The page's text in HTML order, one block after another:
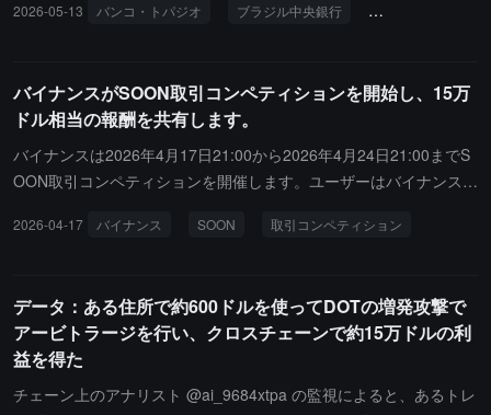
当局は、Banco Topázioが2020年10月から2021年9月の間に約17億
に異常取引を報告しなかったと述べています。ブラジル中央銀行の
職員は、今後、暗号資産業務に関与する他の機関にも同様の制限措
置が適用される可能性があると述べました。
2026-05-13 バンコ・トパジオ ブラジル中央銀行 マネーロンダリン
バイナンスがSOON取引コンペティションを開始し、15万
ドル相当の報酬を共有します。
バイナンスは2026年4月17日21:00から2026年4月24日21:00までS
OON取引コンペティションを開催します。ユーザーはバイナンスウ
N）を取引することで参加でき、688,000 SOONの賞金プールを共
2026-04-17 バイナンス SOON 取引コンペティション
データ：ある住所で約600ドルを使ってDOTの増発攻撃で
アービトラージを行い、クロスチェーンで約15万ドルの利
益を得た
チェーン上のアナリスト @ai_9684xtpa の監視によると、あるトレ